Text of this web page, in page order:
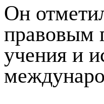
Он
правовым
учения и